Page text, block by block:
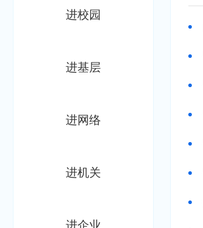
进校园
进基层
进网络
进机关
进企业